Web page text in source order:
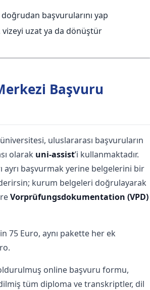
başvurularını yap
vizeyi uzat ya da dönüştür
Başvuru
uluslararası başvuruların
olarak uni-assist’i kullanmaktadır.
ayrı başvurmak yerine belgelerini bir
kurum belgeleri doğrulayarak
Vorprüfungsdokumentation (VPD)
75 Euro, aynı pakette her ek
online başvuru formu,
tüm diploma ve transkriptler, dil